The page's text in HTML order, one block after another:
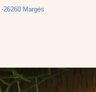
26260 Margès
Vos réseaux sociaux